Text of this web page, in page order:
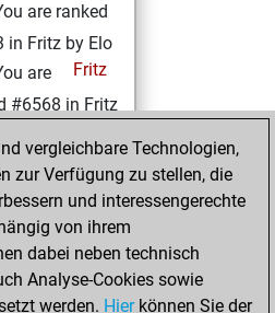
are ranked
in Fritz by Elo
Fritz
are
#6568 in Fritz
Februar
achieved a
of 41
Fritz
vergleichbare Technologien,
zur Verfügung zu stellen, die
und interessengerechte
von ihrem
dabei neben technisch
Analyse-Cookies sowie
werden. Hierkönnen Sie der